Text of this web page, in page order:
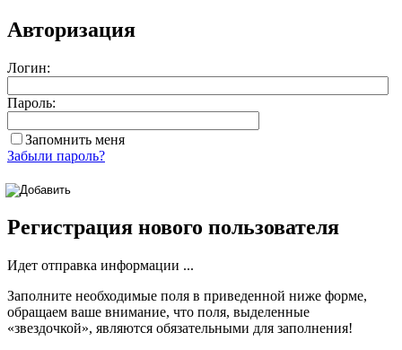
Авторизация
Логин:
Пароль:
Запомнить меня
Забыли пароль?
Регистрация нового пользователя
Идет отправка информации ...
Заполните необходимые поля в приведенной ниже форме,
обращаем ваше внимание, что поля, выделенные
«звездочкой», являются обязательными для заполнения!